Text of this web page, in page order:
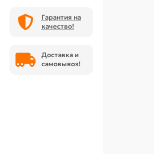
Гарантия на
качество!
Доставка и
самовывоз!